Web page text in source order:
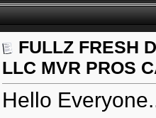
FULLZ FRESH
LLC MVR PROS
Hello